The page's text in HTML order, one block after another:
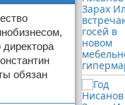
обязан